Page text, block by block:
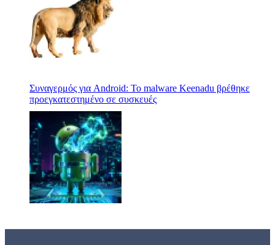
Συναγερμός για Android: Το malware Keenadu βρέθηκε
προεγκατεστημένο σε συσκευές